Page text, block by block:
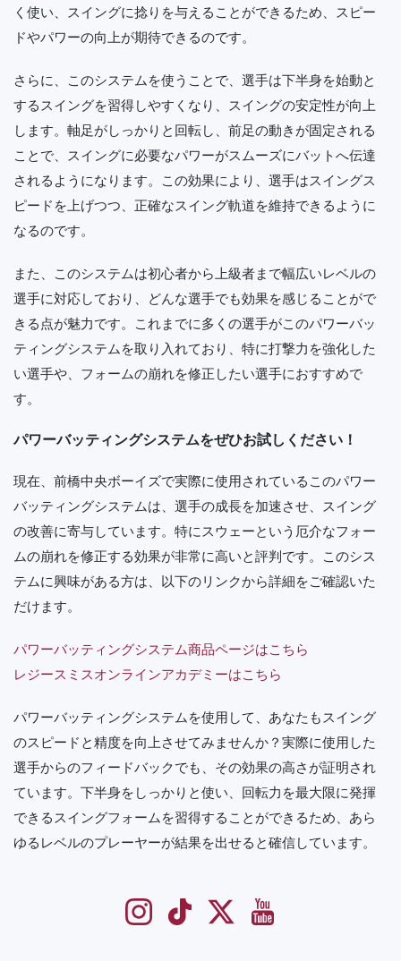
く使い、スイングに捻りを与えることができるため、スピー
ドやパワーの向上が期待できるのです。
さらに、このシステムを使うことで、選手は下半身を始動と
するスイングを習得しやすくなり、スイングの安定性が向上
します。軸足がしっかりと回転し、前足の動きが固定される
ことで、スイングに必要なパワーがスムーズにバットへ伝達
されるようになります。この効果により、選手はスイングス
ピードを上げつつ、正確なスイング軌道を維持できるように
なるのです。
また、このシステムは初心者から上級者まで幅広いレベルの
選手に対応しており、どんな選手でも効果を感じることがで
きる点が魅力です。これまでに多くの選手がこのパワーバッ
ティングシステムを取り入れており、特に打撃力を強化した
い選手や、フォームの崩れを修正したい選手におすすめで
す。
パワーバッティングシステムをぜひお試しください！
現在、前橋中央ボーイズで実際に使用されているこのパワー
バッティングシステムは、選手の成長を加速させ、スイング
の改善に寄与しています。特にスウェーという厄介なフォー
ムの崩れを修正する効果が非常に高いと評判です。このシス
テムに興味がある方は、以下のリンクから詳細をご確認いた
だけます。
パワーバッティングシステム商品ページはこちら
レジースミスオンラインアカデミーはこちら
パワーバッティングシステムを使用して、あなたもスイング
のスピードと精度を向上させてみませんか？実際に使用した
選手からのフィードバックでも、その効果の高さが証明され
ています。下半身をしっかりと使い、回転力を最大限に発揮
できるスイングフォームを習得することができるため、あら
ゆるレベルのプレーヤーが結果を出せると確信しています。
InstagramTikTok Twitter